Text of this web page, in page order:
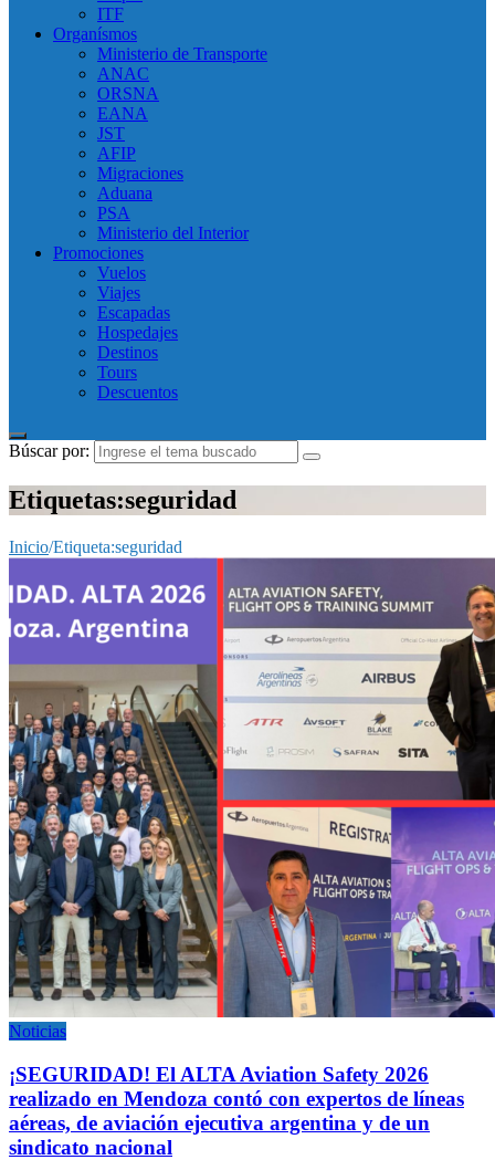
ITF
Organísmos
Ministerio de Transporte
ANAC
ORSNA
EANA
JST
AFIP
Migraciones
Aduana
PSA
Ministerio del Interior
Promociones
Vuelos
Viajes
Escapadas
Hospedajes
Destinos
Tours
Descuentos
Búscar por:
Etiquetas:seguridad
Inicio/Etiqueta:seguridad
Noticias
¡SEGURIDAD! El ALTA Aviation Safety 2026
realizado en Mendoza contó con expertos de líneas
aéreas, de aviación ejecutiva argentina y de un
sindicato nacional